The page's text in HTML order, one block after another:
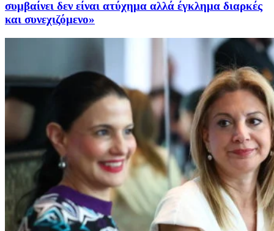
συμβαίνει δεν είναι ατύχημα αλλά έγκλημα διαρκές
και συνεχιζόμενο»